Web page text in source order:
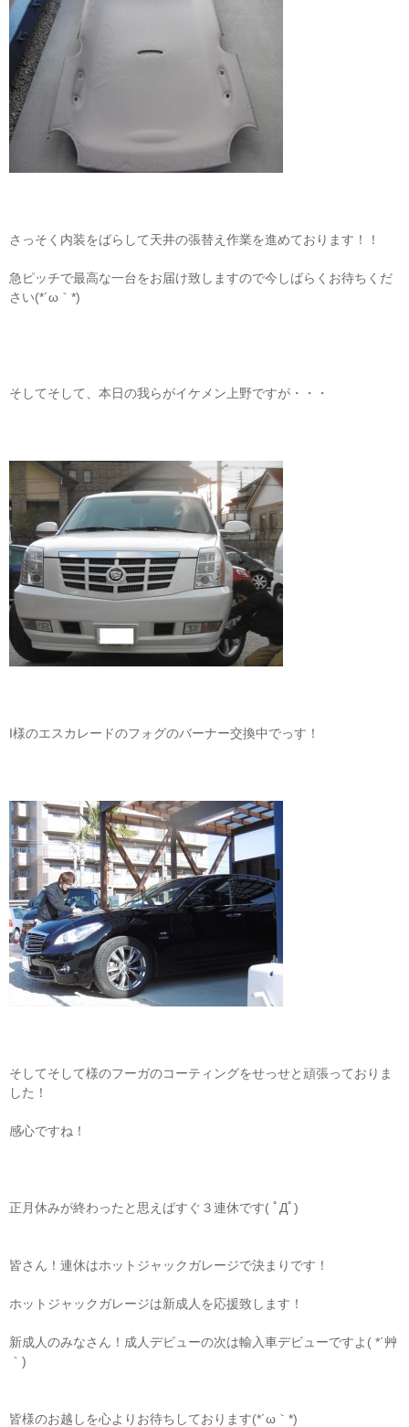
さっそく内装をばらして天井の張替え作業を進めております！！
急ピッチで最高な一台をお届け致しますので今しばらくお待ちくだ
さい(*´ω｀*)
そしてそして、本日の我らがイケメン上野ですが・・・
I様のエスカレードのフォグのバーナー交換中でっす！
そしてそして様のフーガのコーティングをせっせと頑張っておりま
した！
感心ですね！
正月休みが終わったと思えばすぐ３連休です( ﾟДﾟ)
皆さん！連休はホットジャックガレージで決まりです！
ホットジャックガレージは新成人を応援致します！
新成人のみなさん！成人デビューの次は輸入車デビューですよ( *´艸
｀)
皆様のお越しを心よりお待ちしております(*´ω｀*)